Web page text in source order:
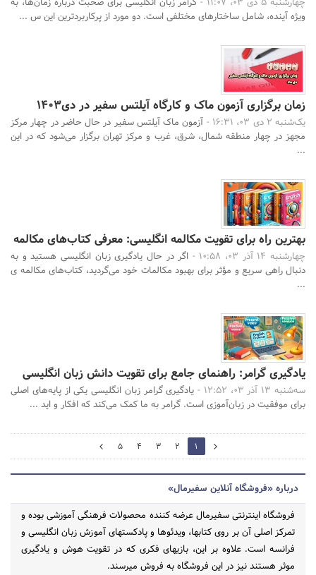
ویژه آینده، شامل ساختارهای مختلفی است. دو مورد از پرکاربردترین این س ...
زمان برگزاری آزمون ماک و کارگاه آیلتس سفیر در دی1403
یک‌شنبه 2 دی 03، 16:31 -
آزمون ماک آیلتس سفیر در حال حاضر در چهار مرکز
مجهز در چهار منطقه شمال، شرق، غرب و مرکز تهران برگزار می‌شود که در این
...
بهترین راه برای تقویت مکالمه انگلیسی: معرفی کتاب‌های مکالمه
چهارشنبه 14 آذر 03، 10:58 -
اگر در حال یادگیری زبان انگلیسی هستید و به
دنبال راهی سریع و مؤثر برای بهبود مکالمات خود می‌گردید، کتاب‌های مکالمه ی
...
یادگیری گرامر: راهنمای جامع برای تقویت دانش زبان انگلیسی
سه‌شنبه 13 آذر 03، 12:52 -
یادگیری گرامر زبان انگلیسی یکی از پایه‌های اصلی
برای موفقیت در زبان‌آموزی است. گرامر به ما کمک می‌کند که افکار و اید ...
0
1
2
3
4
5
2
درباره «فروشگاه آنلاین سفیرمال»
فروشگاه اینترنتی سفیرمال عرضه کننده محصولات فرهنگی آموزشی بوده و
تمرکز اصلی آن بر روی کتابها، ویدئوها و پادکستهای آموزش زبان انگلیسی و
فرانسه است. علاوه بر این، بازیهای فکری که در تقویت هوش و یادگیری
موثر هستند نیز در این فروشگاه به فروش میرسند.